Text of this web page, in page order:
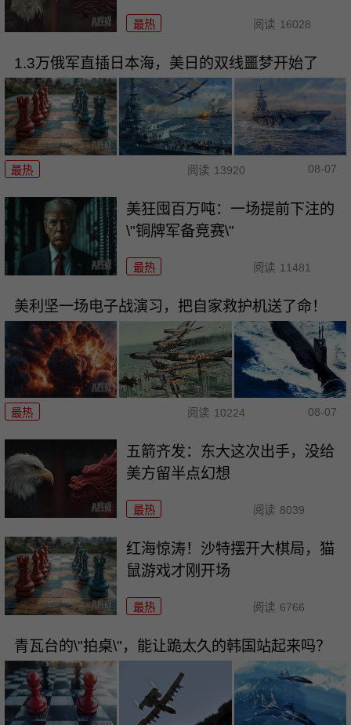
最热 阅读 16028
1.3万俄军直插日本海，美日的双线噩梦开始了
最热 阅读 13920 08-07
美狂囤百万吨：一场提前下注的
\"铜牌军备竞赛\"
最热 阅读 11481
美利坚一场电子战演习，把自家救护机送了命！
最热 阅读 10224 08-07
五箭齐发：东大这次出手，没给
美方留半点幻想
最热 阅读 8039
红海惊涛！沙特摆开大棋局，猫
鼠游戏才刚开场
最热 阅读 6766
青瓦台的\"拍桌\"，能让跪太久的韩国站起来吗？